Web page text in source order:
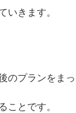
きます。
のプランをまっ
とです。